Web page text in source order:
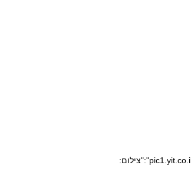
pic1.yit.co.il/picserver5/crop_images/2020/08/10/10164352/10164352_0_0_640_360_0_large.jpg","caption":"","credit":"צילום: